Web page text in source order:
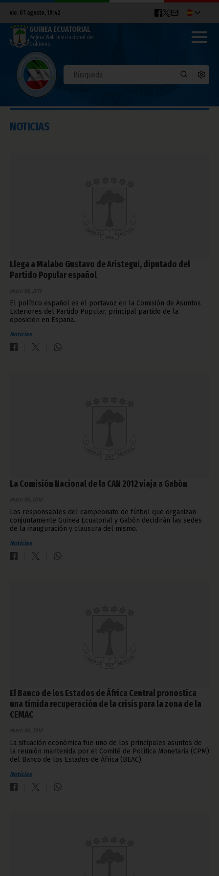
vie. 07 agosto, 19:42
GUINEA ECUATORIAL
Página Web Institucional del
Gobierno
NOTICIAS
Llega a Malabo Gustavo de Arístegui, diputado del
Partido Popular español
enero 08, 2010
El político español es el portavoz en la Comisión de Asuntos
Exteriores del Partido Popular, principal partido de la
oposición en España.
Noticias
La Comisión Nacional de la CAN 2012 viaja a Gabón
enero 06, 2010
Los responsables del campeonato de fútbol que organizan
conjuntamente Guinea Ecuatorial y Gabón decidirán las sedes
de la inauguración y clausura del mismo.
Noticias
El Banco de los Estados de África Central pronostica
una tímida recuperación de la crisis para la zona de la
CEMAC
enero 06, 2010
La situación económica fue uno de los principales asuntos de
la reunión mantenida por el Comité de Política Monetaria (CPM)
del Banco de los Estados de África (BEAC).
Noticias